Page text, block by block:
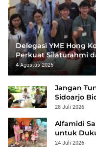
Delegasi YME Hong
Perkuat Silaturahmi
‘Alamin
4 Agustus 2026
Jangan
Sidoarjo
Terbuka
28 Juli 2026
Alfamidi
untuk
24 Juli 2026